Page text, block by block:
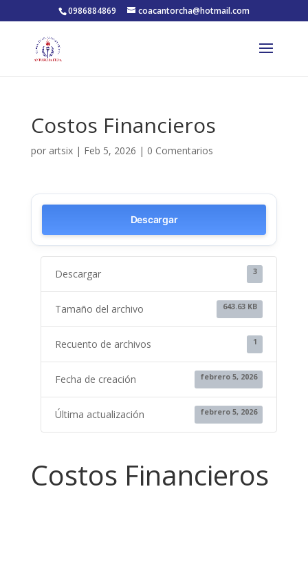
0986884869 coacantorcha@hotmail.com
Costos Financieros
por artsix| Feb 5, 2026 | 0 Comentarios
Descargar
Descargar 3
Tamaño del archivo 643.63 KB
Recuento de archivos 1
Fecha de creación febrero 5, 2026
Última actualización febrero 5, 2026
Costos Financieros